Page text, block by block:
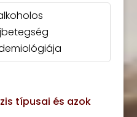
típusai és azok